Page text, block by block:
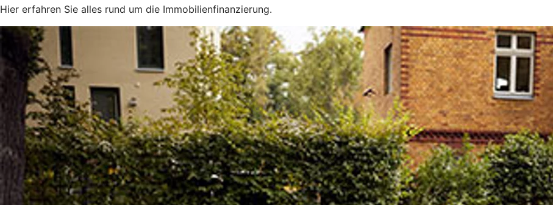
Hier erfahren Sie alles rund um die Immobilienfinanzierung.